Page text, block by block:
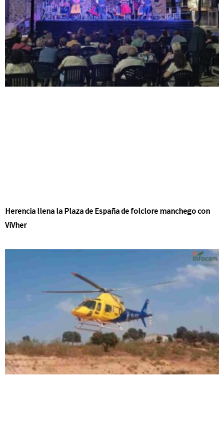
Herencia llena la Plaza de España de folclore manchego con
ViVher